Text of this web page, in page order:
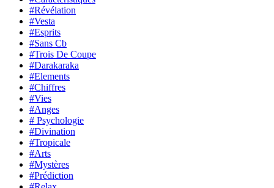
#Révélation
#Vesta
#Esprits
#Sans Cb
#Trois De Coupe
#Darakaraka
#Elements
#Chiffres
#Vies
#Anges
# Psychologie
#Divination
#Tropicale
#Arts
#Mystères
#Prédiction